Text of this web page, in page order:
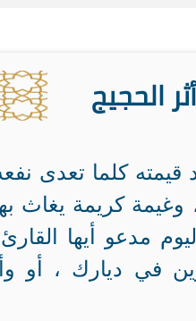
الحجيج
كلما تعدى
كريمة يغاث
مدعو أيها
في ديارك ، أو